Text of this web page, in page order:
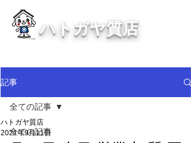
ハトガヤ質店
記事
全ての記事
全ての記事
ハトガヤ質店
2021年9月11日